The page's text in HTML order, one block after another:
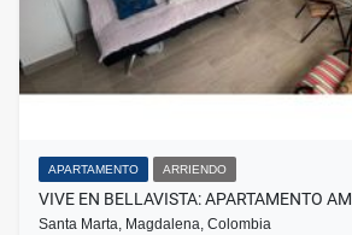
APARTAMENTO ARRIENDO
VIVE EN BELLAVISTA: APARTAMENTO
Santa Marta, Magdalena, Colombia